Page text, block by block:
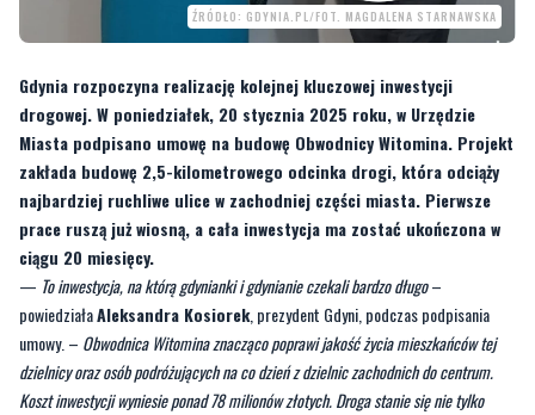
ŹRÓDŁO: GDYNIA.PL/FOT. MAGDALENA STARNAWSKA
Gdynia rozpoczyna realizację kolejnej kluczowej inwestycji
drogowej. W poniedziałek, 20 stycznia 2025 roku, w Urzędzie
Miasta podpisano umowę na budowę Obwodnicy Witomina. Projekt
zakłada budowę 2,5-kilometrowego odcinka drogi, która odciąży
najbardziej ruchliwe ulice w zachodniej części miasta. Pierwsze
prace ruszą już wiosną, a cała inwestycja ma zostać ukończona w
ciągu 20 miesięcy.
— To inwestycja, na którą gdynianki i gdynianie czekali bardzo długo–
powiedziałaAleksandra Kosiorek, prezydent Gdyni, podczas podpisania
umowy. – Obwodnica Witomina znacząco poprawi jakość życia mieszkańców tej
dzielnicy oraz osób podróżujących na co dzień z dzielnic zachodnich do centrum.
Koszt inwestycji wyniesie ponad 78 milionów złotych. Droga stanie się nie tylko